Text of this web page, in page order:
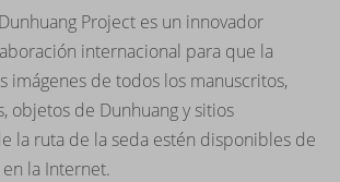
Project es un innovador
internacional para que la
imágenes de todos los manuscritos,
objetos de Dunhuang y sitios
la ruta de la seda estén disponibles de
la Internet.